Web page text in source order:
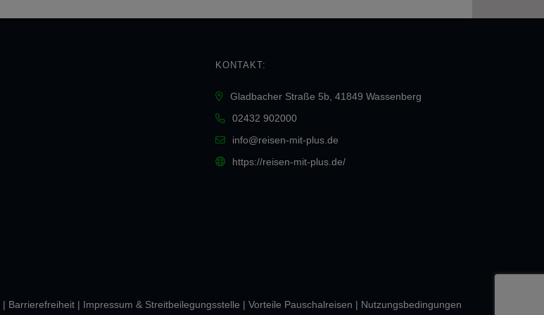
KONTAKT:
Gladbacher Straße 5b, 41849 Wassenberg
02432 902000
info@reisen-mit-plus.de
https://reisen-mit-plus.de/
| Barrierefreiheit | Impressum & Streitbeilegungsstelle | Vorteile Pauschalreisen | Nutzungsbedingungen